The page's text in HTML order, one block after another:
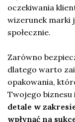
oczekiwania
wizerunek marki
społecznie.
Zarówno
dlatego warto
opakowania,
Twojego biznesu
detale w
wpłynąć na